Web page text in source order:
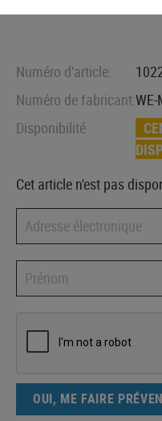
Numéro d'article:
Numéro de fabricant:
Disponibilité :
Cet article n'est pas
OUI, ME FAIRE